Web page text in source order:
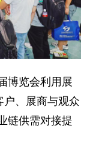
览会利用展
户、展商与观众
链供需对接提